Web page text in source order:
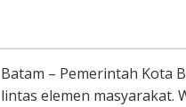
Batam – Pemerintah Kota
lintas elemen masyarakat.